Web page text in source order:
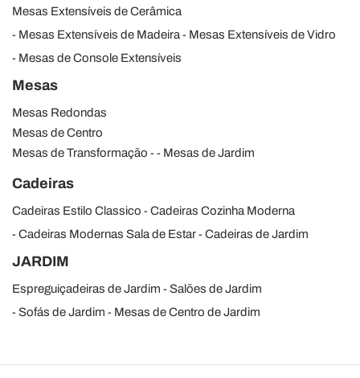
Mesas Extensíveis de Cerâmica
Mesas Extensíveis de Madeira
Mesas Extensíveis de Vidro
Mesas de Console Extensíveis
Mesas
Mesas Redondas
Mesas de Centro
Mesas de Transformação
Mesas de Jardim
Cadeiras
Cadeiras Estilo Classico
Cadeiras Cozinha Moderna
Cadeiras Modernas Sala de Estar
Cadeiras de Jardim
JARDIM
Espreguiçadeiras de Jardim
Salões de Jardim
Sofás de Jardim
Mesas de Centro de Jardim